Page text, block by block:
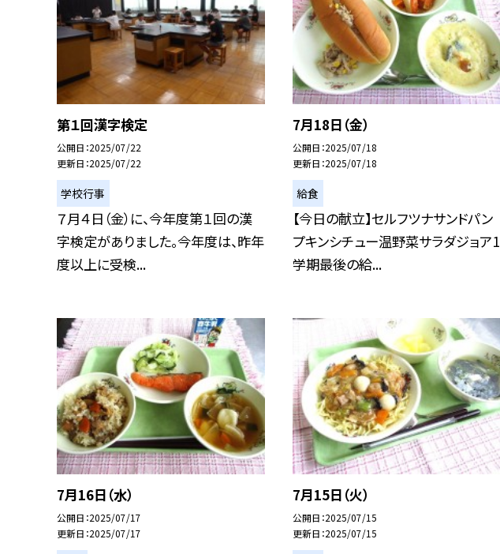
第１回漢字検定
公開日 2025/07/22
更新日 2025/07/22
学校行事
７月４日（金）に、今年度第１回の漢
字検定がありました。今年度は、昨年
度以上に受検...
7月18日（金）
公開日 2025/07/18
更新日 2025/07/18
給食
【今日の献立】セルフツナサンドパン
プキンシチュー温野菜サラダジョア1
学期最後の給...
7月16日（水）
公開日 2025/07/17
更新日 2025/07/17
7月15日（火）
公開日 2025/07/15
更新日 2025/07/15